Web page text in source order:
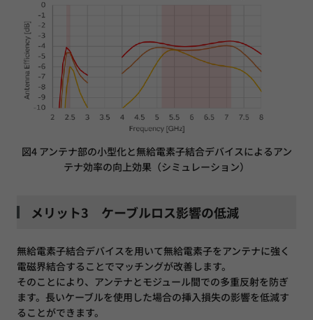
図4 アンテナ部の小型化と無給電素子結合デバイスによるアン
テナ効率の向上効果（シミュレーション）
メリット3 ケーブルロス影響の低減
無給電素子結合デバイスを用いて無給電素子をアンテナに強く
電磁界結合することでマッチングが改善します。
そのことにより、アンテナとモジュール間での多重反射を防ぎ
ます。長いケーブルを使用した場合の挿入損失の影響を低減す
ることができます。